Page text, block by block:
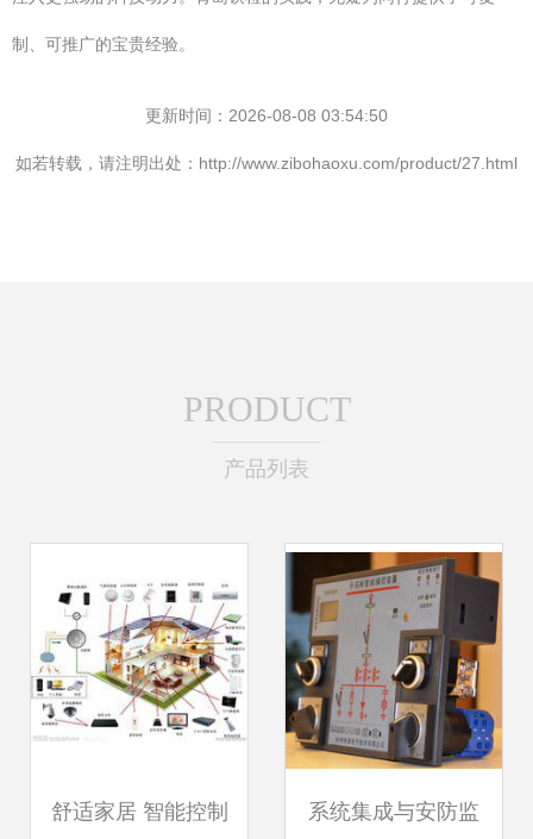
制、可推广的宝贵经验。
更新时间：2026-08-08 03:54:50
如若转载，请注明出处：http://www.zibohaoxu.com/product/27.html
PRODUCT
产品列表
舒适家居 智能控制 系统集成与安防监